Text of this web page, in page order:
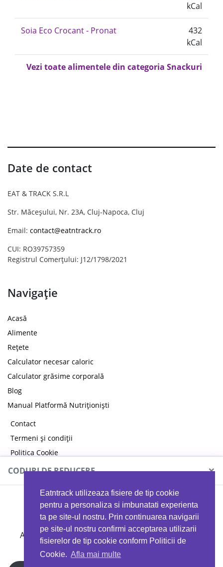
Eatntrack utilizeaza fisiere de tip cookie
pentru a personaliza si imbunatati experienta
ta pe site-ul nostru. Prin continuarea navigarii
pe site-ul nostru confirmi acceptarea utilizarii
fisierelor de tip cookie conform Politicii de
Cookie. Afla mai multe
kCal
Soia Eco Crocant - Pronat
432
kCal
Vezi toate alimentele din categoria Snackuri
Date de contact
EAT & TRACK S.R.L
Str. Măceșului, Nr. 23A, Cluj-Napoca, Cluj
Email: contact@eatntrack.ro
CUI: RO39757359
Registrul Comerțului: J12/1798/2021
Navigație
Acasă
Alimente
Rețete
Calculator necesar caloric
Calculator grăsime corporală
Blog
Manual Platformă Nutriționiști
Contact
Termeni și condiții
Politica Cookie
Politica de confidențialitate
CODURI DE REDUCERE ×
MYPROTEIN
Ai 40%reducere la orice comandă folosind codul
EATTRACK